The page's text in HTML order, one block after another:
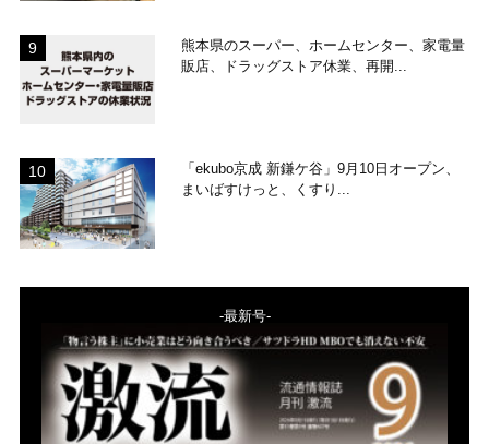
熊本県のスーパー、ホームセンター、家電量
販店、ドラッグストア休業、再開...
「ekubo京成 新鎌ケ谷」9月10日オープン、
まいばすけっと、くすり...
-最新号-